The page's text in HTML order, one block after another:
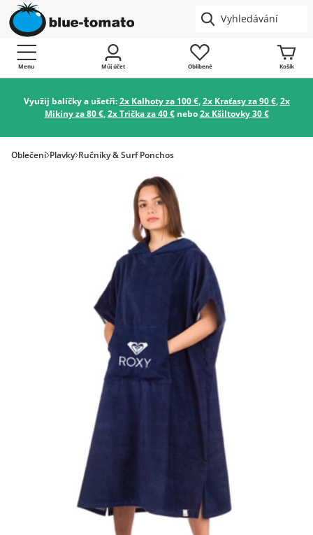
Menu Můj účet Oblíbené Košík
Využij balíčky a ušetři:2x Kalhoty za 100 €,2x Kraťasy za 90 €,2x
Mikiny za 80 €,2x Trička za 40 €nebo2x Kšiltovky 30 €
Oblečení Plavky Ručníky & Surf Ponchos